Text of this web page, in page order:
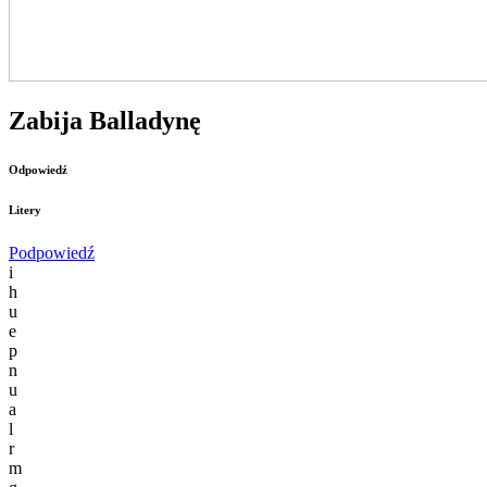
Zabija Balladynę
Odpowiedź
Litery
Podpowiedź
i
h
u
e
p
n
u
a
l
r
m